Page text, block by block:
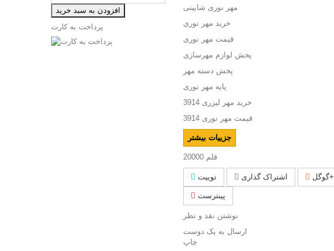
مهر نوری شایینی
خرید مهر نوری
پخش لوازم مهرسازی
پخش دسته مهر
پایه مهر نوری
خرید مهر لیزری 3914
قیمت مهر نوری 3914
جزییات بیشتر
20000 قلم
توییت اشتراک گذاری گوگل+
پینترست
نوشتن نقد و نظر
ارسال به یک دوست
چاپ
افزودن به سبد خرید
پرداخت به کارت